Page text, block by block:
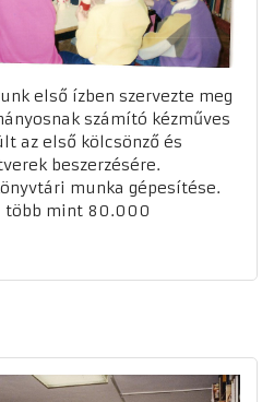
első ízben szervezte meg
számító kézműves
az első kölcsönző és
beszerzésére.
munka gépesítése.
több mint 80.000